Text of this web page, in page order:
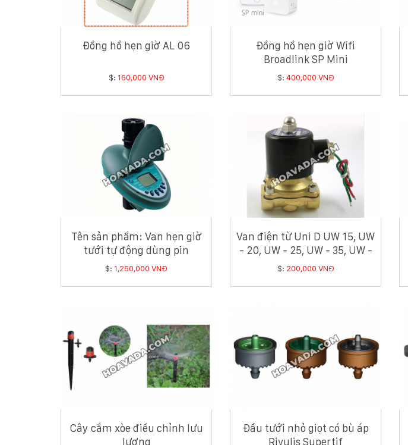
Đồng hồ hẹn giờ AL 06
$: 160,000 VNĐ
Đồng hồ hẹn giờ Wifi
Broadlink SP Mini
$: 400,000 VNĐ
Tên sản phẩm: Van hẹn giờ
tưới tự động dùng pin
Galcon 9001
$: 1,250,000 VNĐ
Van điện từ Uni D UW 15, UW
- 20, UW - 25, UW - 35, UW -
40 UW - 50 ( 2 màu đen,
$: 200,000 VNĐ
Cây cắm xòe điều chỉnh lưu
lượng
Đầu tưới nhỏ giọt có bù áp
Rivulis Supertif